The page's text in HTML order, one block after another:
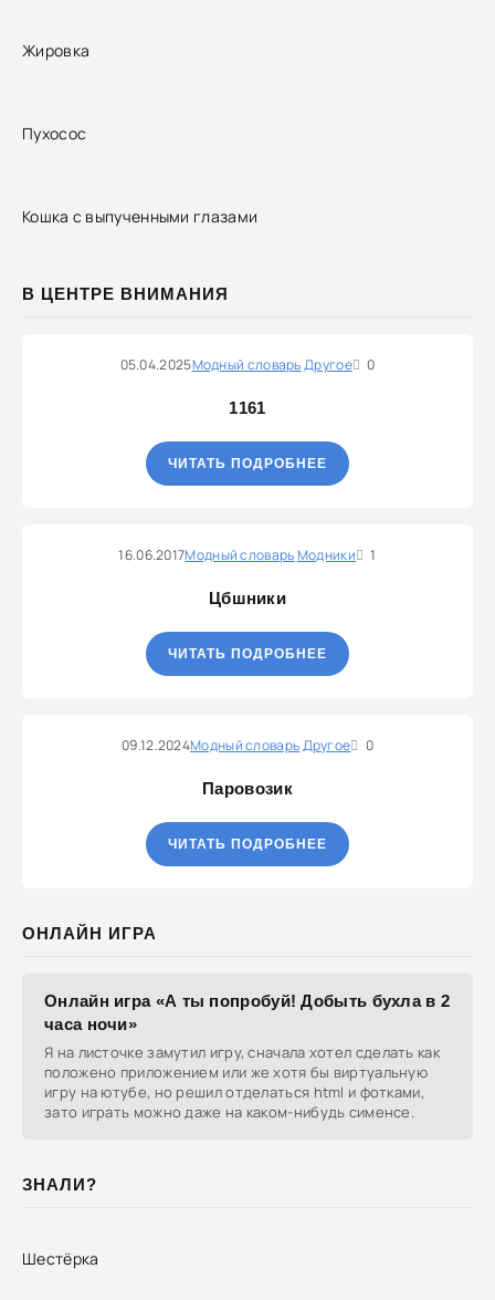
Жировка
Пухосос
Кошка с выпученными глазами
В ЦЕНТРЕ ВНИМАНИЯ
05.04.2025Модный словарьДругое 0
1161
ЧИТАТЬ ПОДРОБНЕЕ
16.06.2017Модный словарьМодники 1
Цбшники
ЧИТАТЬ ПОДРОБНЕЕ
09.12.2024Модный словарьДругое 0
Паровозик
ЧИТАТЬ ПОДРОБНЕЕ
ОНЛАЙН ИГРА
Онлайн игра «А ты попробуй! Добыть бухла в 2
часа ночи»
Я на листочке замутил игру, сначала хотел сделать как
положено приложением или же хотя бы виртуальную
игру на ютубе, но решил отделаться html и фотками,
зато играть можно даже на каком-нибудь сименсе.
ЗНАЛИ?
Шестёрка